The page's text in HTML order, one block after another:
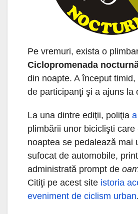
Pe vremuri, exista o
Ciclopromenada
din noapte. A început
de participanţi şi a ajuns la
La una dintre ediţii, poliţia
plimbării unor biciclişti care
noaptea se pedalează mai
sufocat de automobile,
administrată prompt de
Citiţi pe acest site istoria
eveniment de ciclism urban.